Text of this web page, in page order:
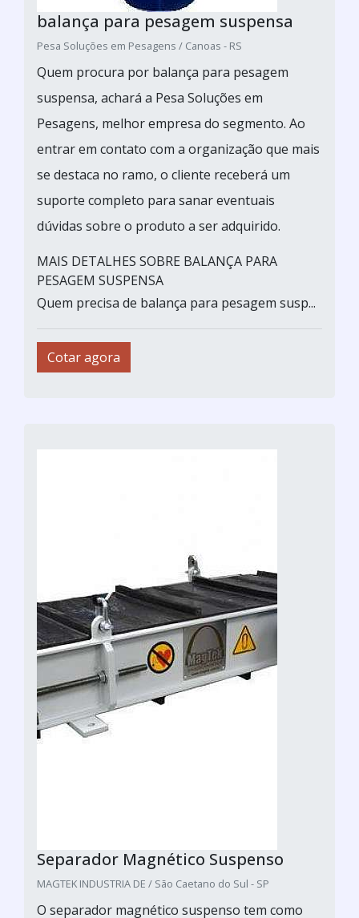
balança para pesagem suspensa
Pesa Soluções em Pesagens / Canoas - RS
Quem procura por balança para pesagem
suspensa, achará a Pesa Soluções em
Pesagens, melhor empresa do segmento. Ao
entrar em contato com a organização que mais
se destaca no ramo, o cliente receberá um
suporte completo para sanar eventuais
dúvidas sobre o produto a ser adquirido.
MAIS DETALHES SOBRE BALANÇA PARA
PESAGEM SUSPENSA
Quem precisa de balança para pesagem susp...
Cotar agora
Separador Magnético Suspenso
MAGTEK INDUSTRIA DE / São Caetano do Sul - SP
O separador magnético suspenso tem como